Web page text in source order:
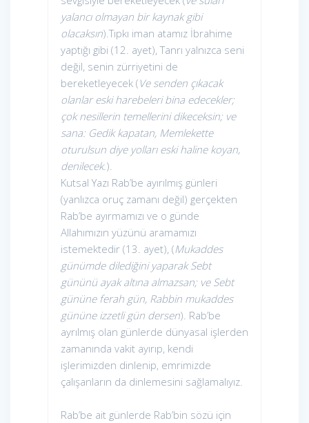
yalancı olmayan bir kaynak gibi
olacaksın).Tıpkı iman atamız İbrahime
yaptığı gibi (12. ayet), Tanrı yalnızca seni
değil, senin zürriyetini de
bereketleyecek ( Ve senden çıkacak
olanlar eski harebeleri bina edecekler;
çok nesillerin temellerini dikeceksin; ve
sana: Gedik kapatan, Memlekette
oturulsun diye yolları eski haline koyan,
denilecek.).
Kutsal Yazı Rab’be ayırılmış günleri
(yanlızca oruç zamanı değil) gerçekten
Rab’be ayırmamızı ve o günde
Allahımızın yüzünü aramamızı
istemektedir (13. ayet), (Mukaddes
günümde dilediğini yaparak Sebt
gününü ayak altına almazsan; ve Sebt
gününe ferah gün, Rabbin mukaddes
gününe izzetli gün dersen). Rab’be
ayrılmış olan günlerde dünyasal işlerden
zamanında vakit ayırıp, kendi
işlerimizden dinlenip, emrimizde
çalışanların da dinlemesini sağlamalıyız.
Rab’be ait günlerde Rab’bin sözü için